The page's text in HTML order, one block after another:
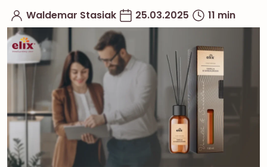
Waldemar Stasiak 25.03.2025 11 min